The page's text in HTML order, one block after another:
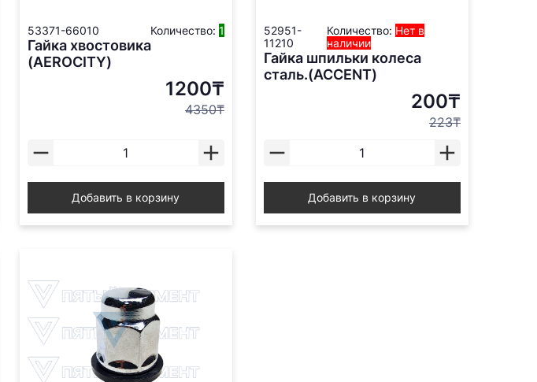
53371-66010 Количество: 1
Гайка хвостовика
(AEROCITY)
1200₸
4350₸
Добавить в корзину
52951-
11210
Количество: Нет в
наличии
Гайка шпильки колеса
сталь.(ACCENT)
200₸
223₸
Добавить в корзину